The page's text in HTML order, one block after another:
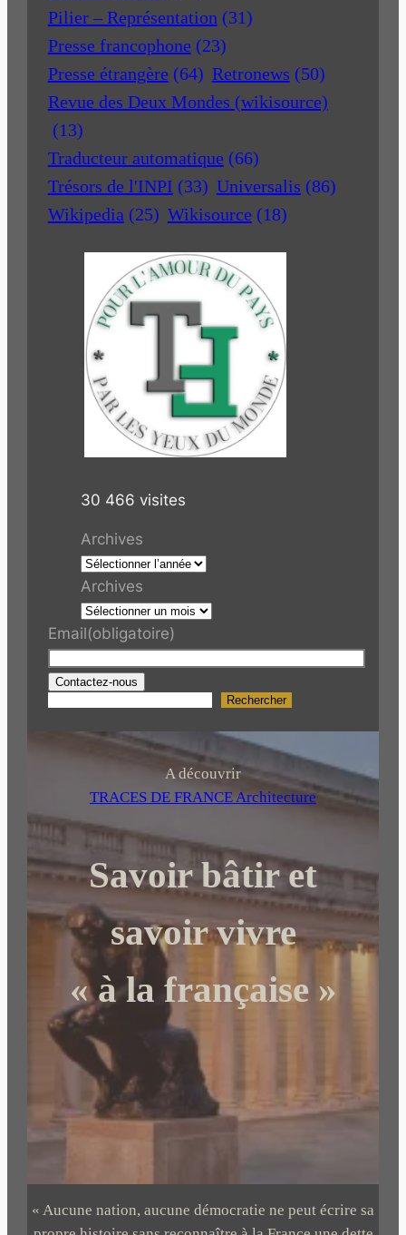
Pilier – Représentation (31)
Presse francophone (23)
Presse étrangère (64) Retronews (50)
Revue des Deux Mondes (wikisource)
(13)
Traducteur automatique (66)
Trésors de l'INPI (33) Universalis (86)
Wikipedia (25) Wikisource (18)
30 466 visites
Archives
Archives
Email(obligatoire)
Contactez-nous
r
h
r
Rechercher
A découvrir
TRACES DE FRANCE Architecture
Savoir bâtir et
savoir vivre
« à la française »
« Aucune nation, aucune démocratie ne peut écrire sa